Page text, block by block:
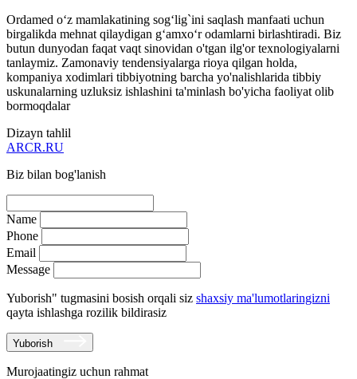
Ordamed o‘z mamlakatining sog‘lig`ini saqlash manfaati uchun
birgalikda mehnat qilaydigan g‘amxo‘r odamlarni birlashtiradi. Biz
butun dunyodan faqat vaqt sinovidan o'tgan ilg'or texnologiyalarni
tanlaymiz. Zamonaviy tendensiyalarga rioya qilgan holda,
kompaniya xodimlari tibbiyotning barcha yo'nalishlarida tibbiy
uskunalarning uzluksiz ishlashini ta'minlash bo'yicha faoliyat olib
bormoqdalar
Dizayn tahlil
ARCR.RU
Biz bilan bog'lanish
Name
Phone
Email
Message
Yuborish" tugmasini bosish orqali siz shaxsiy ma'lumotlaringizni
qayta ishlashga rozilik bildirasiz
Yuborish
Murojaatingiz uchun rahmat